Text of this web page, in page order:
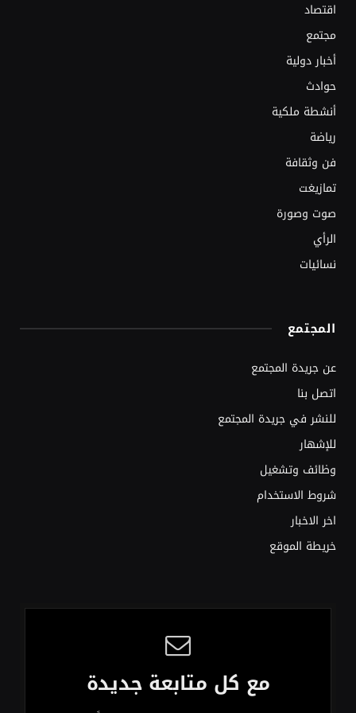
اقتصاد
مجتمع
أخبار دولية
حوادث
أنشطة ملكية
رياضة
فن وثقافة
تمازيغت
صوت وصورة
الرأي
نسائيات
المجتمع
عن جريدة المجتمع
اتصل بنا
للنشر في جريدة المجتمع
للإشهار
وظائف وتشغيل
شروط الاستخدام
اخر الاخبار
خريطة الموقع
مع كل متابعة جديدة